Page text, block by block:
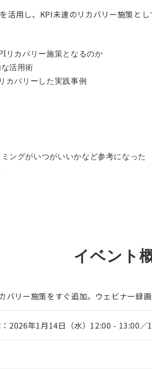
用し、KPI未達のリカバリー施策と
リカバリー施策となるのか
活用術
カバリーした実践事例
ングがいつがいいかなど参考になった
イベント
バリー施策をすぐ追加。ウェビナー録
2026年1月14日（水）12:00 - 13:00／